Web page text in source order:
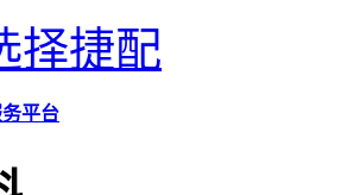
择捷配
平台